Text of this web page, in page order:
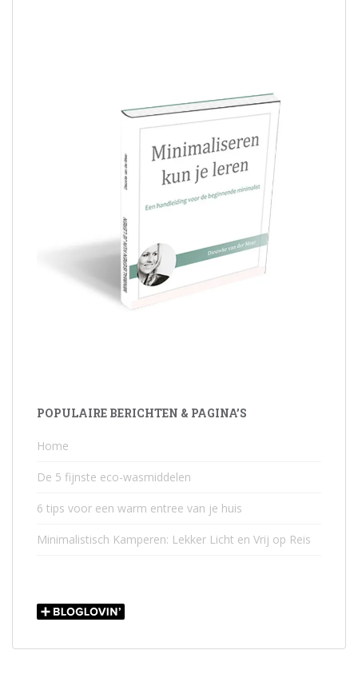
POPULAIRE BERICHTEN & PAGINA’S
Home
De 5 fijnste eco-wasmiddelen
6 tips voor een warm entree van je huis
Minimalistisch Kamperen: Lekker Licht en Vrij op Reis